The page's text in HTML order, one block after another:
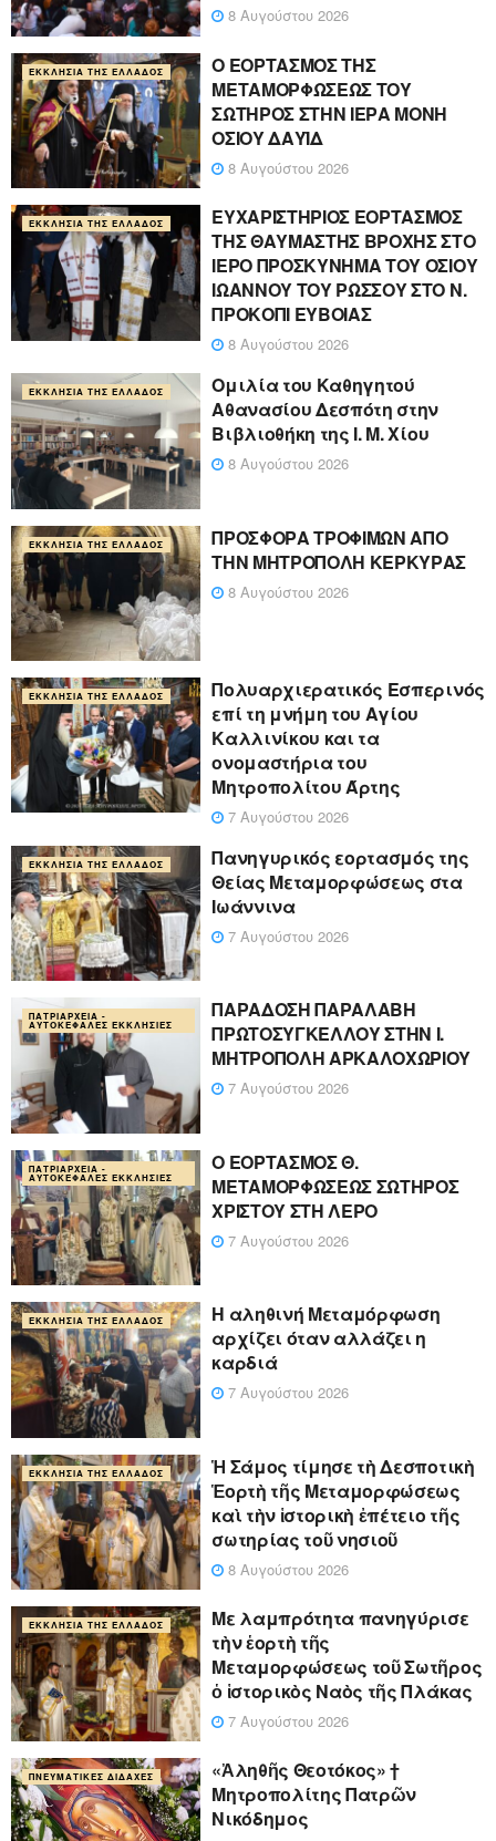
8 Αυγούστου 2026
ΕΚΚΛΗΣΊΑ ΤΗΣ ΕΛΛΆΔΟΣ
Ο ΕΟΡΤΑΣΜΟΣ ΤΗΣ
ΜΕΤΑΜΟΡΦΩΣΕΩΣ ΤΟΥ
ΣΩΤΗΡΟΣ ΣΤΗΝ ΙΕΡΑ ΜΟΝΗ
ΟΣΙΟΥ ΔΑΥΪΔ
8 Αυγούστου 2026
ΕΚΚΛΗΣΊΑ ΤΗΣ ΕΛΛΆΔΟΣ
ΕΥΧΑΡΙΣΤΗΡΙΟΣ ΕΟΡΤΑΣΜΟΣ
ΤΗΣ ΘΑΥΜΑΣΤΗΣ ΒΡΟΧΗΣ ΣΤΟ
ΙΕΡΟ ΠΡΟΣΚΥΝΗΜΑ ΤΟΥ ΟΣΙΟΥ
ΙΩΑΝΝΟΥ ΤΟΥ ΡΩΣΣΟΥ ΣΤΟ Ν.
ΠΡΟΚΟΠΙ ΕΥΒΟΙΑΣ
8 Αυγούστου 2026
ΕΚΚΛΗΣΊΑ ΤΗΣ ΕΛΛΆΔΟΣ
Ομιλία του Καθηγητού
Αθανασίου Δεσπότη στην
Βιβλιοθήκη της Ι. Μ. Χίου
8 Αυγούστου 2026
ΕΚΚΛΗΣΊΑ ΤΗΣ ΕΛΛΆΔΟΣ
ΠΡΟΣΦΟΡΑ ΤΡΟΦΙΜΩΝ ΑΠΟ
ΤΗΝ ΜΗΤΡΟΠΟΛΗ ΚΕΡΚΥΡΑΣ
8 Αυγούστου 2026
ΕΚΚΛΗΣΊΑ ΤΗΣ ΕΛΛΆΔΟΣ
Πολυαρχιερατικός Εσπερινός
επί τη μνήμη του Αγίου
Καλλινίκου και τα
ονομαστήρια του
Μητροπολίτου Άρτης
7 Αυγούστου 2026
ΕΚΚΛΗΣΊΑ ΤΗΣ ΕΛΛΆΔΟΣ
Πανηγυρικός εορτασμός της
Θείας Μεταμορφώσεως στα
Ιωάννινα
7 Αυγούστου 2026
ΠΑΤΡΙΑΡΧΕΊΑ -
ΑΥΤΟΚΈΦΑΛΕΣ ΕΚΚΛΗΣΊΕΣ
ΠΑΡΑΔΟΣΗ ΠΑΡΑΛΑΒΗ
ΠΡΩΤΟΣΥΓΚΕΛΛΟΥ ΣΤΗΝ Ι.
ΜΗΤΡΟΠΟΛΗ ΑΡΚΑΛΟΧΩΡΙΟΥ
7 Αυγούστου 2026
ΠΑΤΡΙΑΡΧΕΊΑ -
ΑΥΤΟΚΈΦΑΛΕΣ ΕΚΚΛΗΣΊΕΣ
Ο ΕΟΡΤΑΣΜΟΣ Θ.
ΜΕΤΑΜΟΡΦΩΣΕΩΣ ΣΩΤΗΡΟΣ
ΧΡΙΣΤΟΥ ΣΤΗ ΛΕΡΟ
7 Αυγούστου 2026
ΕΚΚΛΗΣΊΑ ΤΗΣ ΕΛΛΆΔΟΣ
Η αληθινή Μεταμόρφωση
αρχίζει όταν αλλάζει η
καρδιά
7 Αυγούστου 2026
ΕΚΚΛΗΣΊΑ ΤΗΣ ΕΛΛΆΔΟΣ
Ἡ Σάμος τίμησε τὴ Δεσποτικὴ
Ἑορτὴ τῆς Μεταμορφώσεως
καὶ τὴν ἱστορικὴ ἐπέτειο τῆς
σωτηρίας τοῦ νησιοῦ
8 Αυγούστου 2026
ΕΚΚΛΗΣΊΑ ΤΗΣ ΕΛΛΆΔΟΣ
Με λαμπρότητα πανηγύρισε
τὴν ἑορτὴ τῆς
Μεταμορφώσεως τοῦ Σωτῆρος
ὁ ἱστορικὸς Ναὸς τῆς Πλάκας
7 Αυγούστου 2026
ΠΝΕΥΜΑΤΙΚΈΣ ΔΙΔΑΧΈΣ
«Ἀληθῆς Θεοτόκος» †
Μητροπολίτης Πατρῶν
Νικόδημος